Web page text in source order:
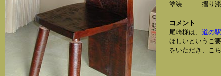
塗装 摺り漆風
コメント
尾崎様は、 道の
ほしいというご
をいただき、こ